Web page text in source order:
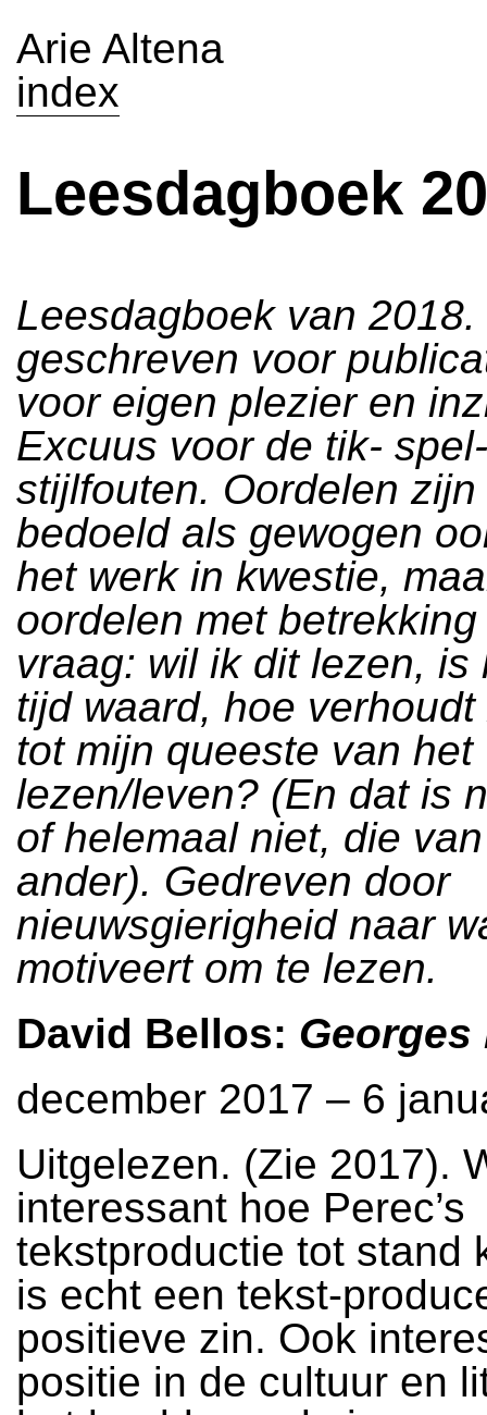
Arie Altena
index
Leesdagboek
Leesdagboek van 2018.
geschreven voor
voor eigen plezier en
Excuus voor de tik-
stijlfouten. Oordelen zijn
bedoeld als gewogen
het werk in kwestie,
oordelen met
vraag: wil ik dit lezen, is
tijd waard, hoe
tot mijn queeste van het
lezen/leven? (En dat is
of helemaal niet, die
ander). Gedreven door
nieuwsgierigheid naar
motiveert om te lezen.
David Bellos: Georges
december 2017 – 6
Uitgelezen. (Zie 2017).
interessant hoe Perec’s
tekstproductie tot stand
is echt een tekst-
positieve zin. Ook
positie in de cultuur en